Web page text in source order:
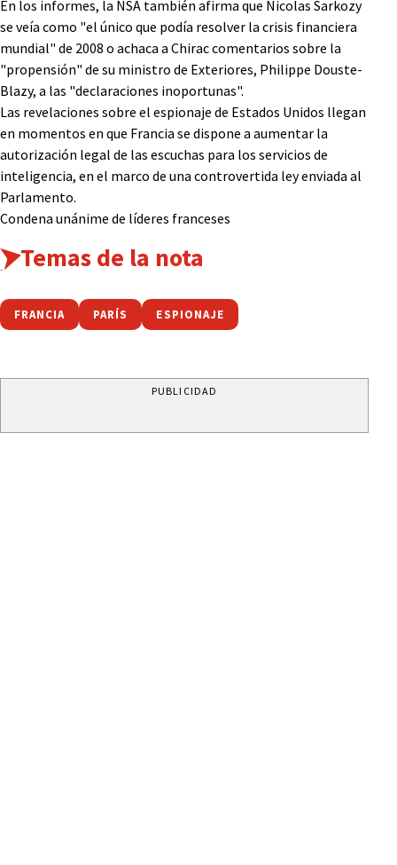
En los informes, la NSA también afirma que Nicolas Sarkozy
se veía como "el único que podía resolver la crisis financiera
mundial" de 2008 o achaca a Chirac comentarios sobre la
"propensión" de su ministro de Exteriores, Philippe Douste-
Blazy, a las "declaraciones inoportunas".
Las revelaciones sobre el espionaje de Estados Unidos llegan
en momentos en que Francia se dispone a aumentar la
autorización legal de las escuchas para los servicios de
inteligencia, en el marco de una controvertida ley enviada al
Parlamento.
Condena unánime de líderes franceses
Temas de la nota
FRANCIA PARÍS ESPIONAJE
PUBLICIDAD